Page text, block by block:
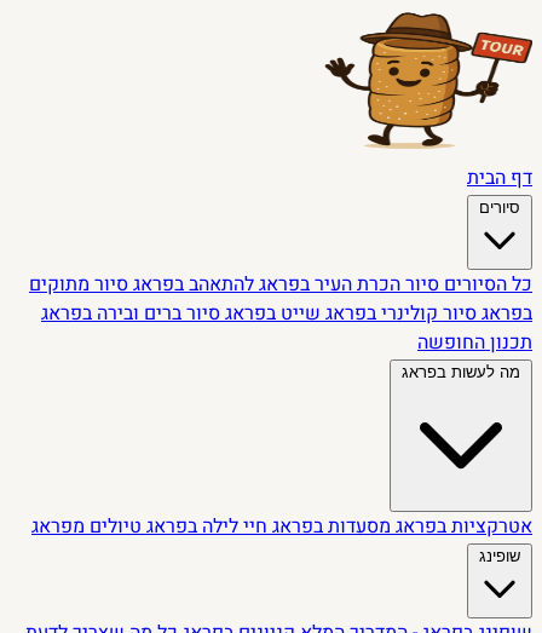
דף הבית
סיורים
כל הסיוריםסיור הכרת העיר בפראגלהתאהב בפראגסיור מתוקים
בפראגסיור קולינרי בפראגשייט בפראגסיור ברים ובירה בפראג
תכנון החופשה
מה לעשות בפראג
אטרקציות בפראגמסעדות בפראגחיי לילה בפראגטיולים מפראג
שופינג